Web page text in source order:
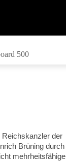
500
Reichskanzler der
Brüning durch
mehrheitsfähige